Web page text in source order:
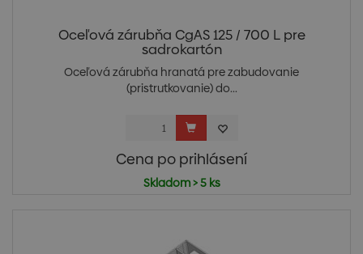
Oceľová zárubňa CgAS 125 / 700 L pre
sadrokartón
Oceľová zárubňa hranatá pre zabudovanie
(pristrutkovanie) do...
Cena po prihlásení
Skladom > 5 ks